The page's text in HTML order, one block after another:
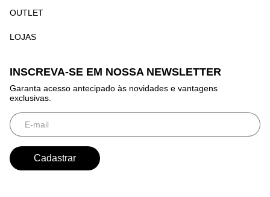
OUTLET
LOJAS
INSCREVA-SE EM NOSSA NEWSLETTER
Garanta acesso antecipado às novidades e vantagens
exclusivas.